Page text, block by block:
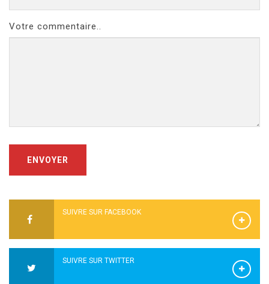
Votre commentaire..
ENVOYER
SUIVRE SUR FACEBOOK
SUIVRE SUR TWITTER